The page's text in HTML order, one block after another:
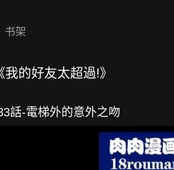
书架
我的好友太超過!》
話-電梯外的意外之吻